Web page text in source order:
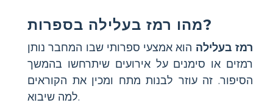
מהו רמז בעלילה בספרות?
רמז בעלילה הוא אמצעי ספרותי שבו המחבר נותן
רמזים או סימנים על אירועים שיתרחשו בהמשך
הסיפור. זה עוזר לבנות מתח ומכין את הקוראים
למה שיבוא.